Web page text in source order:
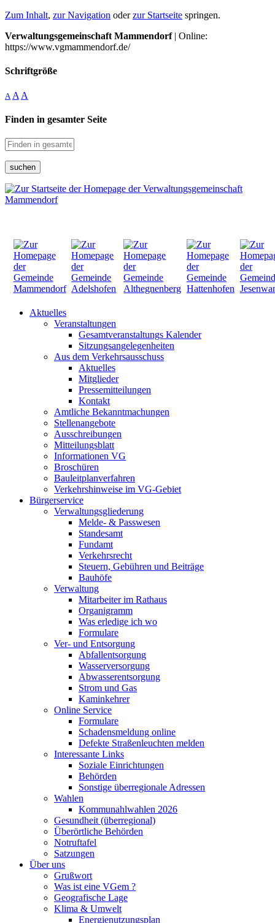
Zum Inhalt, zur Navigation oderzur Startseite springen.
Verwaltungsgemeinschaft Mammendorf| Online:
https://www.vgmammendorf.de/
Schriftgröße
A A A
Finden in gesamter Seite
suchen
Aktuelles
Veranstaltungen
Gesamtveranstaltungs Kalender
Sitzungsangelegenheiten
Aus dem Verkehrsausschuss
Aktuelles
Mitglieder
Pressemitteilungen
Kontakt
Amtliche Bekanntmachungen
Stellenangebote
Ausschreibungen
Mitteilungsblatt
Informationen VG
Broschüren
Bauleitplanverfahren
Verkehrshinweise im VG-Gebiet
Bürgerservice
Verwaltungsgliederung
Melde- & Passwesen
Standesamt
Fundamt
Verkehrsrecht
Steuern, Gebühren und Beiträge
Bauhöfe
Verwaltung
Mitarbeiter im Rathaus
Organigramm
Was erledige ich wo
Formulare
Ver- und Entsorgung
Abfallentsorgung
Wasserversorgung
Abwasserentsorgung
Strom und Gas
Kaminkehrer
Online Service
Formulare
Schadensmeldung online
Defekte Straßenleuchten melden
Interessante Links
Soziale Einrichtungen
Behörden
Sonstige überregionale Adressen
Wahlen
Kommunahlwahlen 2026
Gesundheit (überregional)
Überörtliche Behörden
Notruftafel
Satzungen
Über uns
Grußwort
Was ist eine VGem ?
Geografische Lage
Klima & Umwelt
Energienutzungsplan